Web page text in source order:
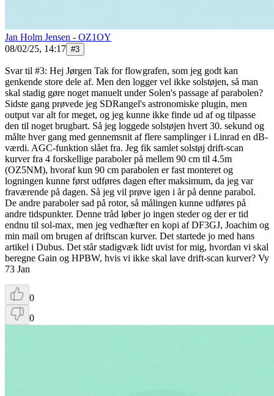
Jan Holm Jensen - OZ1OY
08/02/25, 14:17 #3
Svar til #3: Hej Jørgen Tak for flowgrafen, som jeg godt kan
genkende store dele af. Men den logger vel ikke solstøjen, så man
skal stadig gøre noget manuelt under Solen's passage af parabolen?
Sidste gang prøvede jeg SDRangel's astronomiske plugin, men
output var alt for meget, og jeg kunne ikke finde ud af og tilpasse
den til noget brugbart. Så jeg loggede solstøjen hvert 30. sekund og
målte hver gang med gennemsnit af flere samplinger i Linrad en dB-
værdi. AGC-funktion slået fra. Jeg fik samlet solstøj drift-scan
kurver fra 4 forskellige paraboler på mellem 90 cm til 4.5m
(OZ5NM), hvoraf kun 90 cm parabolen er fast monteret og
logningen kunne først udføres dagen efter maksimum, da jeg var
fraværende på dagen. Så jeg vil prøve igen i år på denne parabol.
De andre paraboler sad på rotor, så målingen kunne udføres på
andre tidspunkter. Denne tråd løber jo ingen steder og der er tid
endnu til sol-max, men jeg vedhæfter en kopi af DF3GJ, Joachim og
min mail om brugen af driftscan kurver. Det startede jo med hans
artikel i Dubus. Det står stadigvæk lidt uvist for mig, hvordan vi skal
beregne Gain og HPBW, hvis vi ikke skal lave drift-scan kurver? Vy
73 Jan
0
0